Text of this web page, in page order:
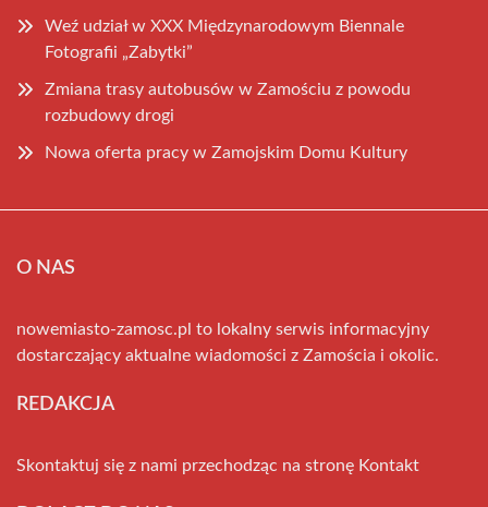
Weź udział w XXX Międzynarodowym Biennale
Fotografii „Zabytki”
Zmiana trasy autobusów w Zamościu z powodu
rozbudowy drogi
Nowa oferta pracy w Zamojskim Domu Kultury
O NAS
nowemiasto-zamosc.pl to lokalny serwis informacyjny
dostarczający aktualne wiadomości z Zamościa i okolic.
REDAKCJA
Skontaktuj się z nami przechodząc na stronę Kontakt